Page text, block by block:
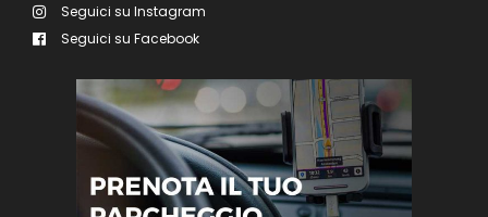
Seguici su Instagram
Seguici su Facebook